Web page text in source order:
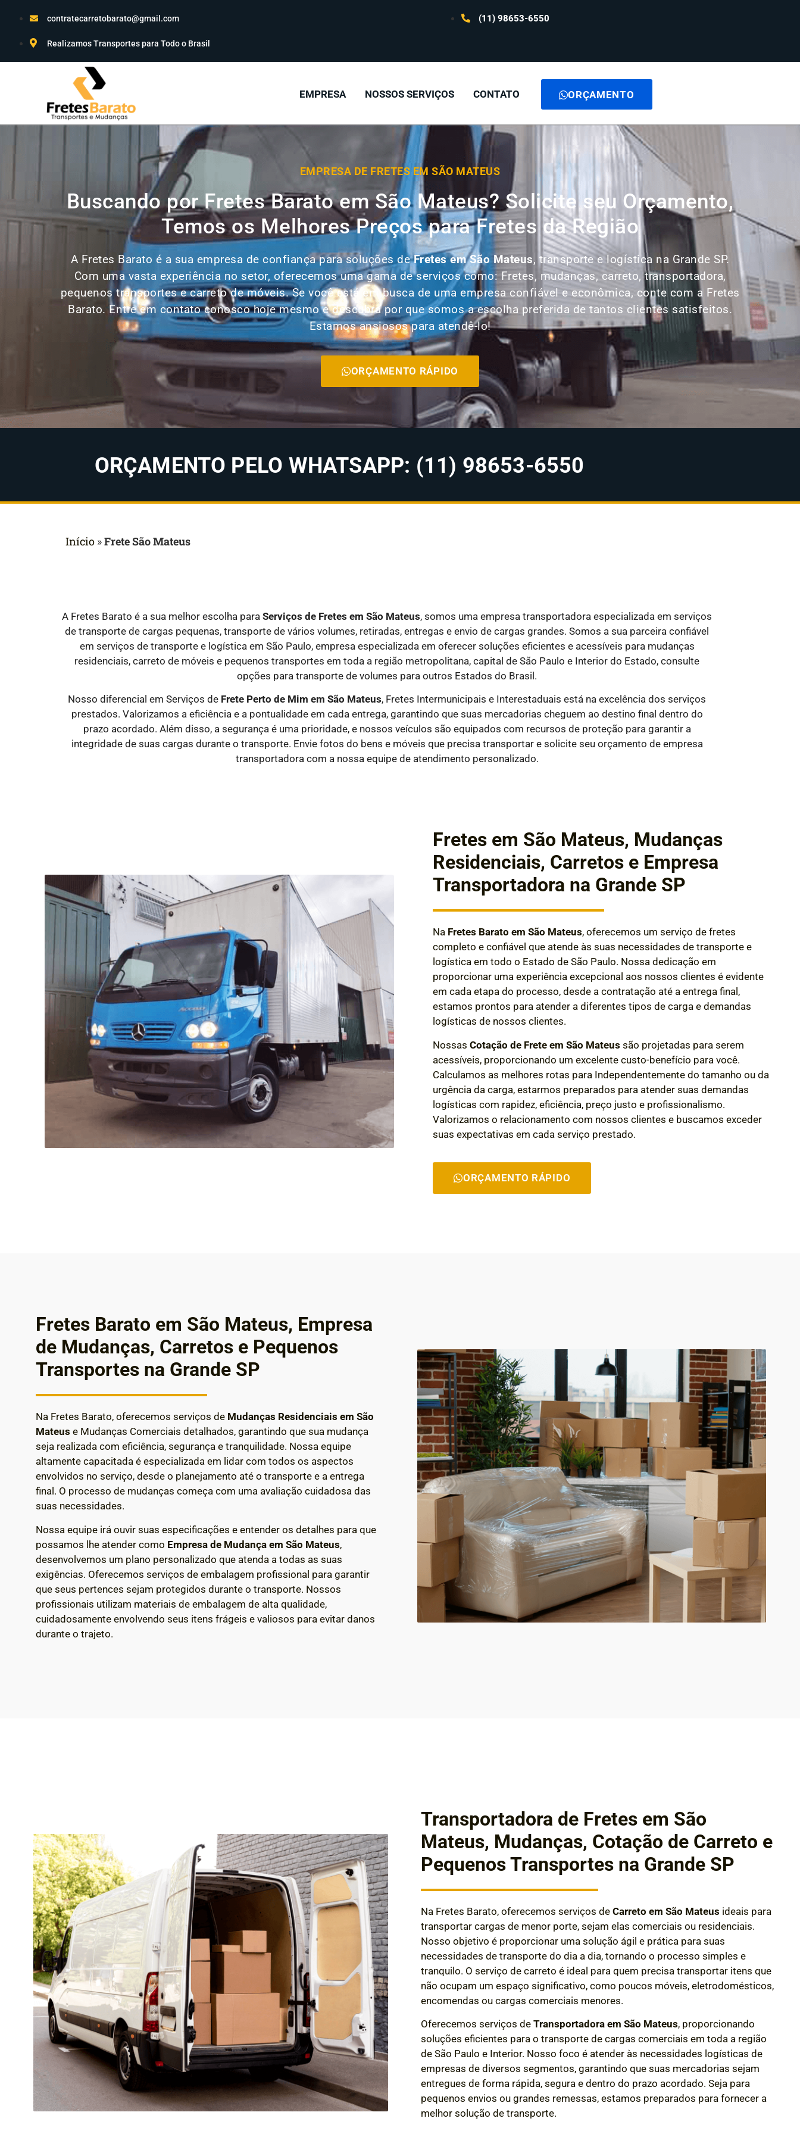
contratecarretobarato@gmail.com
Realizamos Transportes para Todo o Brasil
(11) 98653-6550
EMPRESA NOSSOS SERVIÇOS CONTATO ORÇAMENTO
EMPRESA DE FRETES EM SÃO MATEUS
Buscando por Fretes Barato em São Mateus? Solicite seu Orçamento,
Temos os Melhores Preços para Fretes da Região
A Fretes Barato é a sua empresa de confiança para soluções deFretes emSão Mateus, transporte e logística na Grande SP.
Com uma vasta experiência no setor, oferecemos uma gama de serviços como: Fretes, mudanças, carreto, transportadora,
pequenos transportes e carreto de móveis. Se você está em busca de uma empresa confiável e econômica, conte com a Fretes
Barato. Entre em contato conosco hoje mesmo e descubra por que somos a escolha preferida de tantos clientes satisfeitos.
Estamos ansiosos para atendê-lo!
ORÇAMENTO RÁPIDO
ORÇAMENTO PELO WHATSAPP: (11) 98653-6550
Início »Frete São Mateus
A Fretes Barato é a sua melhor escolha para Serviços de Fretes em São Mateus, somos uma empresa transportadora especializada em serviços
de transporte de cargas pequenas, transporte de vários volumes, retiradas, entregas e envio de cargas grandes. Somos a sua parceira confiável
em serviços de transporte e logística em São Paulo, empresa especializada em oferecer soluções eficientes e acessíveis para mudanças
residenciais, carreto de móveis e pequenos transportes em toda a região metropolitana, capital de São Paulo e Interior do Estado, consulte
opções para transporte de volumes para outros Estados do Brasil.
Nosso diferencial em Serviços de Frete Perto de Mim em São Mateus, Fretes Intermunicipais e Interestaduais está na excelência dos serviços
prestados. Valorizamos a eficiência e a pontualidade em cada entrega, garantindo que suas mercadorias cheguem ao destino final dentro do
prazo acordado. Além disso, a segurança é uma prioridade, e nossos veículos são equipados com recursos de proteção para garantir a
integridade de suas cargas durante o transporte. Envie fotos do bens e móveis que precisa transportar e solicite seu orçamento de empresa
transportadora com a nossa equipe de atendimento personalizado.
Fretes em São Mateus, Mudanças
Residenciais, Carretos e Empresa
Transportadora na Grande SP
Na Fretes Barato em São Mateus, oferecemos um serviço de fretes
completo e confiável que atende às suas necessidades de transporte e
logística em todo o Estado de São Paulo. Nossa dedicação em
proporcionar uma experiência excepcional aos nossos clientes é evidente
em cada etapa do processo, desde a contratação até a entrega final ,
estamos prontos para atender a diferentes tipos de carga e demandas
logísticas de nossos clientes.
NossasCotação de Frete em São Mateus são projetadas para serem
acessíveis, proporcionando um excelente custo-benefício para você.
Calculamos as melhores rotas para Independentemente do tamanho ou da
urgência da carga, estarmos preparados para atender suas demandas
logísticas com rapidez, eficiência, preço justo e profissionalismo.
Valorizamos o relacionamento com nossos clientes e buscamos exceder
suas expectativas em cada serviço prestado.
ORÇAMENTO RÁPIDO
Fretes Barato em São Mateus, Empresa
de Mudanças, Carretos e Pequenos
Transportes na Grande SP
Na Fretes Barato, oferecemos serviços de Mudanças Residenciais em São
Mateus e Mudanças Comerciais detalhados, garantindo que sua mudança
seja realizada com eficiência, segurança e tranquilidade. Nossa equipe
altamente capacitada é especializada em lidar com todos os aspectos
envolvidos no serviço, desde o planejamento até o transporte e a entrega
final. O processo de mudanças começa com uma avaliação cuidadosa das
suas necessidades.
Nossa equipe irá ouvir suas especificações e entender os detalhes para que
possamos lhe atender como Empresa de Mudança em São Mateus,
desenvolvemos um plano personalizado que atenda a todas as suas
exigências. Oferecemos serviços de embalagem profissional para garantir
que seus pertences sejam protegidos durante o transporte. Nossos
profissionais utilizam materiais de embalagem de alta qualidade,
cuidadosamente envolvendo seus itens frágeis e valiosos para evitar danos
durante o trajeto.
Transportadora de Fretes em São
Mateus, Mudanças, Cotação de Carreto e
Pequenos Transportes na Grande SP
Na Fretes Barato, oferecemos serviços deCarreto em São Mateus ideais para
transportar cargas de menor porte, sejam elas comerciais ou residenciais.
Nosso objetivo é proporcionar uma solução ágil e prática para suas
necessidades de transporte do dia a dia, tornando o processo simples e
tranquilo. O serviço de carreto é ideal para quem precisa transportar itens que
não ocupam um espaço significativo, como poucos móveis, eletrodomésticos,
encomendas ou cargas comerciais menores.
Oferecemos serviços deTransportadora em São Mateus, proporcionando
soluções eficientes para o transporte de cargas comerciais em toda a região
de São Paulo e Interior. Nosso foco é atender às necessidades logísticas de
empresas de diversos segmentos, garantindo que suas mercadorias sejam
entregues de forma rápida, segura e dentro do prazo acordado.Seja para
pequenos envios ou grandes remessas, estamos preparados para fornecer a
melhor solução de transporte.